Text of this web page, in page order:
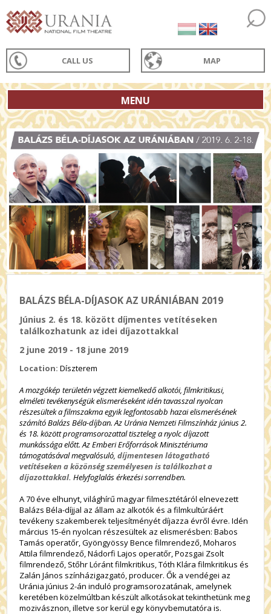
CALL US MAP
MENU
BALÁZS BÉLA-DÍJASOK AZ URÁNIÁBAN 2019
Június 2. és 18. között díjmentes vetítéseken
találkozhatunk az idei díjazottakkal
2 june 2019 - 18 june 2019
Location:Díszterem
A mozgókép területén végzett kiemelkedő alkotói, filmkritikusi,
elméleti tevékenységük elismeréseként idén tavasszal nyolcan
részesültek a filmszakma egyik legfontosabb hazai elismerésének
számító Balázs Béla-díjban. Az Uránia Nemzeti Filmszínház június 2.
és 18. között programsorozattal tiszteleg a nyolc díjazott
munkássága előtt. Az Emberi Erőforrások Minisztériuma
támogatásával megvalósuló,díjmentesen látogatható
vetítéseken a közönség személyesen is találkozhat a
díjazottakkal. Helyfoglalás érkezési sorrendben.
A 70 éve elhunyt, világhírű magyar filmesztétáról elnevezett
Balázs Béla-díjjal az állam az alkotók és a filmkultúráért
tevékeny szakemberek teljesítményét díjazza évről évre. Idén
március 15-én nyolcan részesültek az elismerésben: Babos
Tamás operatőr, Gyöngyössy Bence filmrendező, Moharos
Attila filmrendező, Nádorfi Lajos operatőr, Pozsgai Zsolt
filmrendező, Stőhr Lóránt filmkritikus, Tóth Klára filmkritikus és
Zalán János színházigazgató, producer. Ők a vendégei az
Uránia június 2-án induló programsorozatának, amelynek
keretében közelmúltban készült alkotásokat tekinthetünk meg
mozivásznon, illetve sor kerül egy könyvbemutatóra is.